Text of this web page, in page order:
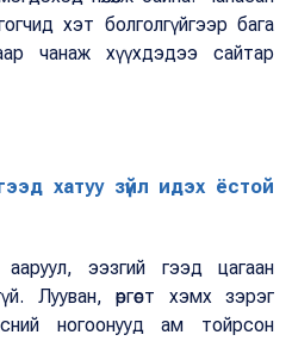
хэт болголгүйгээр бага
чанаж хүүхдэдээ сайтар
хатуу зүйл идэх ёстой
ааруул, ээзгий гээд цагаан
Лууван, өргөст хэмх зэрэг
ногоонууд ам тойрсон